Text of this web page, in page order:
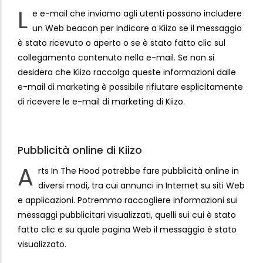
L e e-mail che inviamo agli utenti possono includere
un Web beacon per indicare a Kiizo se il messaggio
è stato ricevuto o aperto o se è stato fatto clic sul
collegamento contenuto nella e-mail. Se non si
desidera che Kiizo raccolga queste informazioni dalle
e-mail di marketing è possibile rifiutare esplicitamente
di ricevere le e-mail di marketing di Kiizo.
Pubblicità online di Kiizo
A rts In The Hood potrebbe fare pubblicità online in
diversi modi, tra cui annunci in Internet su siti Web
e applicazioni. Potremmo raccogliere informazioni sui
messaggi pubblicitari visualizzati, quelli sui cui è stato
fatto clic e su quale pagina Web il messaggio è stato
visualizzato.